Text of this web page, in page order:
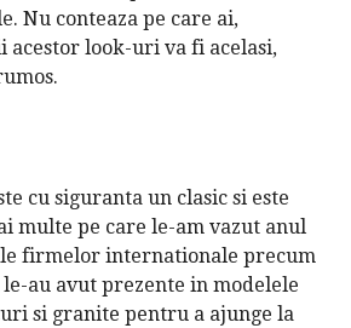
Nu conteaza pe care ai,
look-uri va fi acelasi,
cu siguranta un clasic si este
multe pe care le-am vazut anul
firmelor internationale precum
au avut prezente in modelele
si granite pentru a ajunge la